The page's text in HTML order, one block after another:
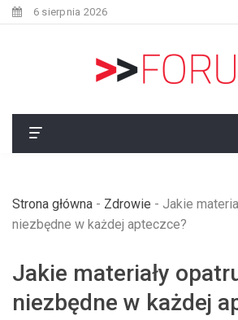
6 sierpnia 2026
Strona główna - Zdrowie - Jakie
niezbędne w każdej apteczce?
Jakie materiały
niezbędne w każdej